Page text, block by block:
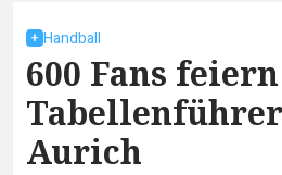
Handball
600 Fans
Aurich